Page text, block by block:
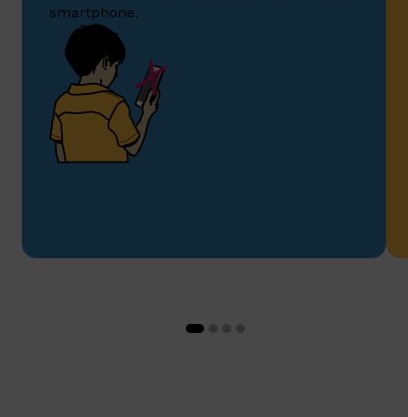
smartphone.